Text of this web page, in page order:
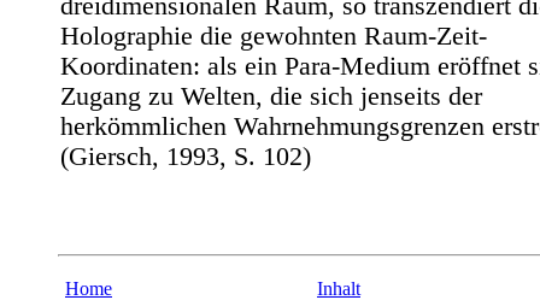
dreidimensionalen Raum, so transzendiert
Holographie die gewohnten Raum-Zeit-
Koordinaten: als ein Para-Medium eröffnet
Zugang zu Welten, die sich jenseits der
herkömmlichen Wahrnehmungsgrenzen
(Giersch, 1993, S. 102)
Home Inhalt